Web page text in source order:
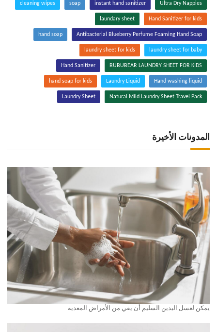
Ultra Dry Nappies
instant hand sanitizer
soap
cleaning wipes
Hand Sanitizer for kids
laundary sheet
Antibacterial Blueberry Perfume Foaming Hand Soap
hand soap
laundry sheet for baby
laundry sheet for kids
BUBUBEAR LAUNDRY SHEET FOR KIDS
Hand Sanitizer
Hand washing liquid
Laundry Liquid
hand soap for kids
Natural Mild Laundry Sheet Travel Pack
Laundry Sheet
المدونات الأخيرة
يمكن لغسل اليدين السليم أن يقي من الأمراض المعدية